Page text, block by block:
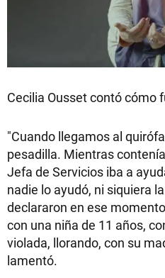
Cecilia Ousset contó cómo
"Cuando llegamos al
pesadilla. Mientras
Jefa de Servicios iba a
nadie lo ayudó, ni siquiera
declararon en ese
con una niña de 11 años,
violada, llorando, con su
lamentó.